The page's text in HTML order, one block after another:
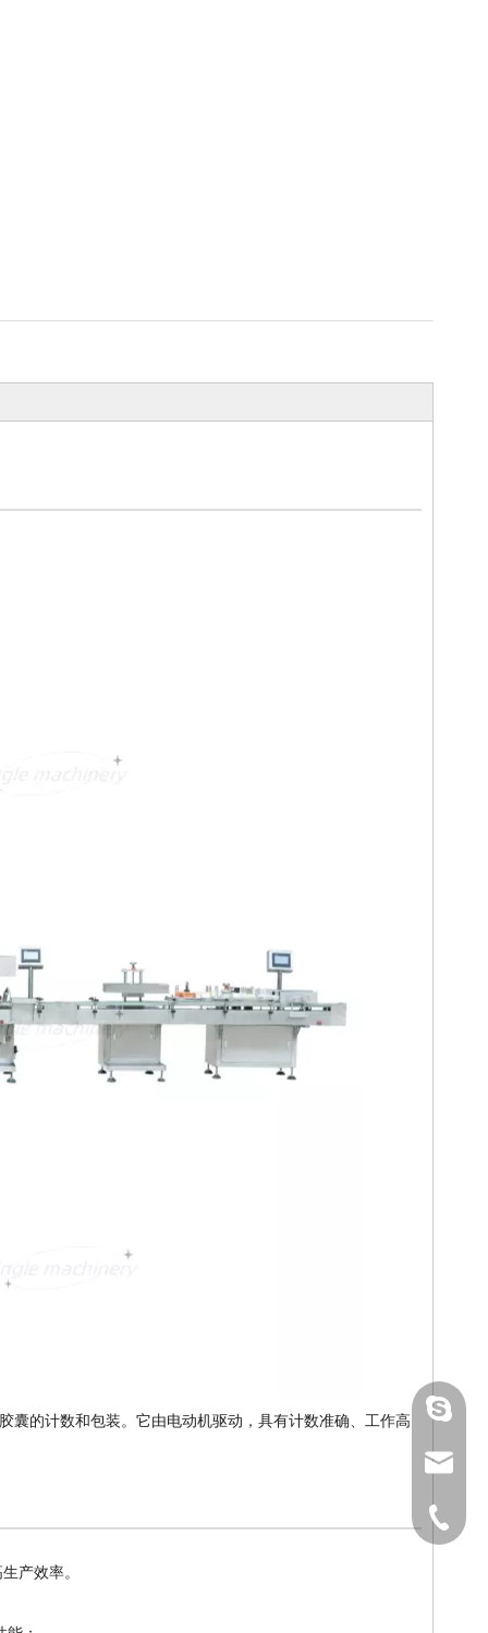
粉末灌 高精度胶囊药瓶包装线
囊的计数和包装。它由电动机驱动，具有计数准确、工作高
产效率。